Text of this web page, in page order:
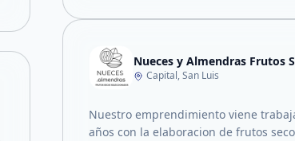
Nueces y Almendras Frutos
Capital, San Luis
Nuestro emprendimiento viene
años con la elaboracion de frutos